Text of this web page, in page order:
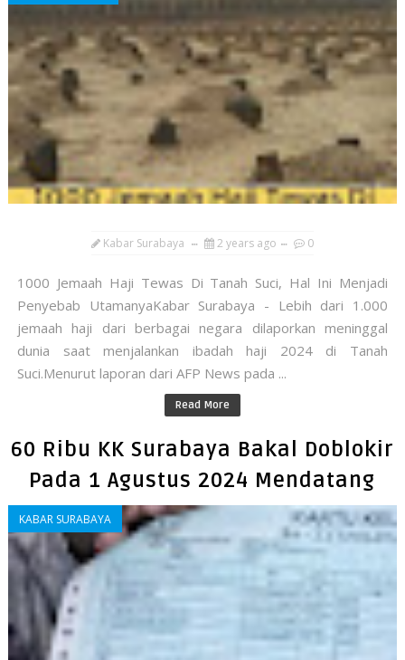
Kabar Surabaya 2 years ago 0
1000 Jemaah Haji Tewas Di Tanah Suci, Hal Ini Menjadi
Penyebab UtamanyaKabar Surabaya - Lebih dari 1.000
jemaah haji dari berbagai negara dilaporkan meninggal
dunia saat menjalankan ibadah haji 2024 di Tanah
Suci.Menurut laporan dari AFP News pada ...
Read More
60 Ribu KK Surabaya Bakal Doblokir
Pada 1 Agustus 2024 Mendatang
KABAR SURABAYA